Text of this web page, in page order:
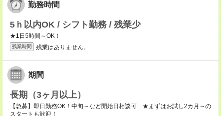
勤務時間
5ｈ以内OK / シフト勤務 / 残業少
★1日5時間～OK！
残業時間 残業はありません。
期間
長期（3ヶ月以上）
【急募】即日勤務OK！中旬～など開始日相談可 ★まずはお試し2カ月～の
スタートも歓迎！